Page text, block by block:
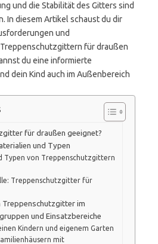
und die Stabilität des Gitters sind
In diesem Artikel schaust du dir
und
für draußen
du eine informierte
dein Kind auch im Außenbereich
für draußen geeignet?
und Typen
Typen von Treppenschutzgittern
Treppenschutzgitter für
Treppenschutzgitter im
und Einsatzbereiche
Kindern und eigenem Garten
mit